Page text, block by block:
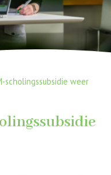
scholingssubsidie weer